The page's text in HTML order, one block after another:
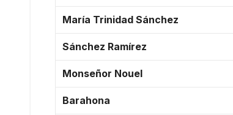
María Trinidad Sánchez
Sánchez Ramírez
Monseñor Nouel
Barahona